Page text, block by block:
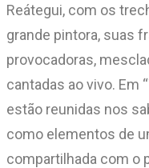
Reátegui, com os
grande pintora, suas
provocadoras,
cantadas ao vivo. Em
estão reunidas nos
como elementos de
compartilhada com o